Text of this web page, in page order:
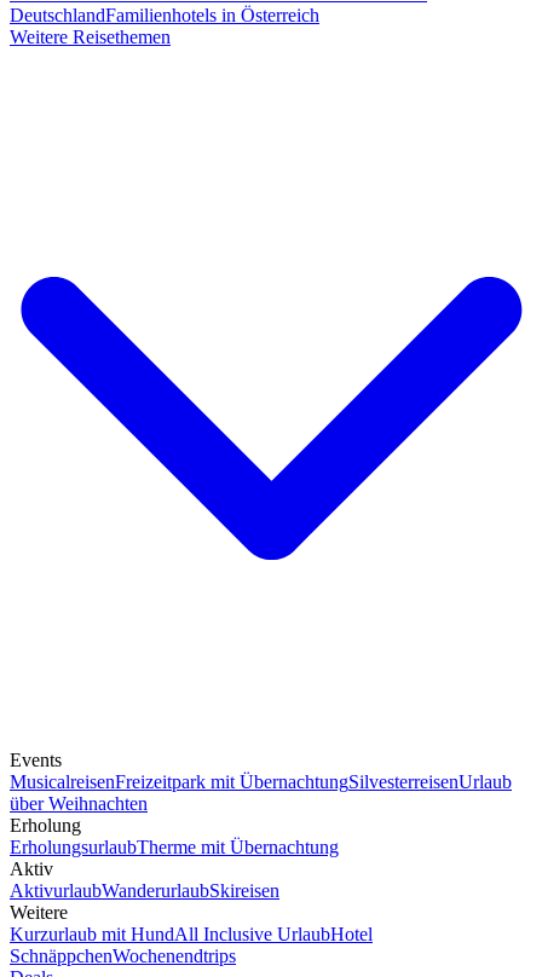
DeutschlandFamilienhotels in Österreich
Weitere Reisethemen
Events
MusicalreisenFreizeitpark mit ÜbernachtungSilvesterreisenUrlaub
über Weihnachten
Erholung
ErholungsurlaubTherme mit Übernachtung
Aktiv
AktivurlaubWanderurlaubSkireisen
Weitere
Kurzurlaub mit HundAll Inclusive UrlaubHotel
SchnäppchenWochenendtrips